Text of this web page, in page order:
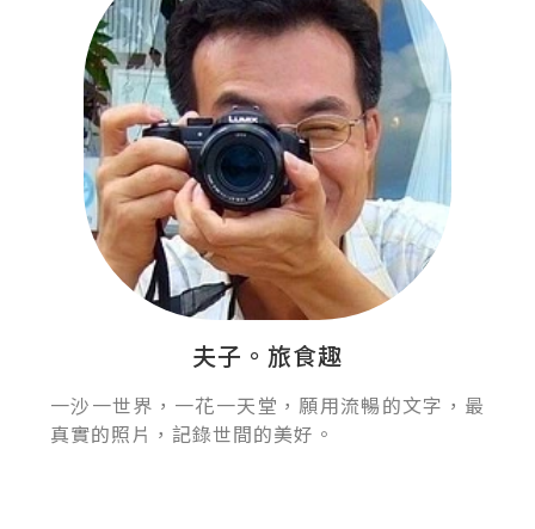
夫子。旅食趣
一沙一世界，一花一天堂，願用流暢的文字，最
真實的照片，記錄世間的美好。